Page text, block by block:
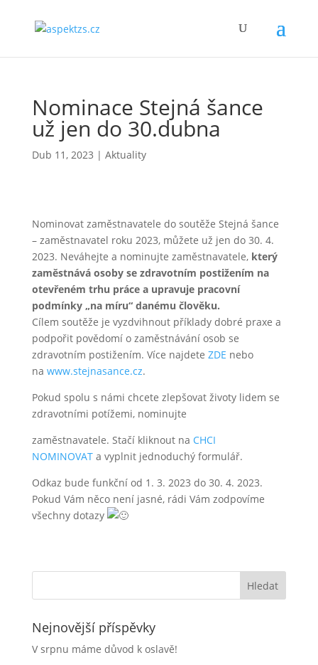
Nominace Stejná šance
už jen do 30.dubna
Dub 11, 2023 | Aktuality
Nominovat zaměstnavatele do soutěže Stejná šance
– zaměstnavatel roku 2023, můžete už jen do 30. 4.
2023. Neváhejte a nominujte zaměstnavatele, který
zaměstnává osoby se zdravotním postižením na
otevřeném trhu práce a upravuje pracovní
podmínky „na míru“ danému člověku.
Cílem soutěže je vyzdvihnout příklady dobré praxe a
podpořit povědomí o zaměstnávání osob se
zdravotním postižením. Více najdete ZDE nebo
na www.stejnasance.cz.
Pokud spolu s námi chcete zlepšovat životy lidem se
zdravotními potížemi, nominujte
zaměstnavatele. Stačí kliknout na CHCI
NOMINOVATa vyplnit jednoduchý formulář.
Odkaz bude funkční od 1. 3. 2023 do 30. 4. 2023.
Pokud Vám něco není jasné, rádi Vám zodpovíme
všechny dotazy
Nejnovější příspěvky
V srpnu máme důvod k oslavě!